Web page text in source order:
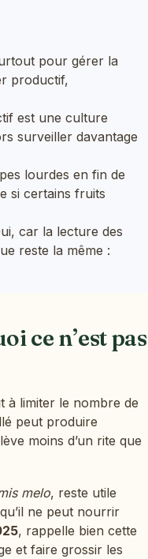
pour gérer la
productif,
est une culture
surveiller davantage
lourdes en fin de
si certains fruits
car la lecture des
reste la même :
ce n’est pas
à limiter le nombre de
peut produire
moins d’un rite que
melo, reste utile
ne peut nourrir
, rappelle bien cette
et faire grossir les